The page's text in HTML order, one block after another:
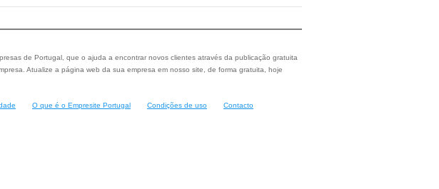
de Portugal, que o ajuda a encontrar novos clientes através da publicação gratuita
Atualize a página web da sua empresa em nosso site, de forma gratuita, hoje
O que é o Empresite Portugal Condições de uso Contacto